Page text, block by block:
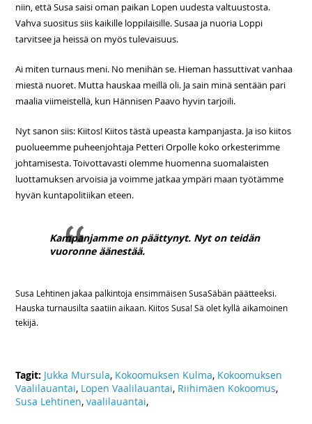
niin, että Susa saisi oman paikan Lopen uudesta valtuustosta.
Vahva suositus siis kaikille loppilaisille. Susaa ja nuoria Loppi
tarvitsee ja heissä on myös tulevaisuus.
Ai miten turnaus meni. No menihän se. Hieman hassuttivat vanhaa
miestä nuoret. Mutta hauskaa meillä oli. Ja sain minä sentään pari
maalia viimeistellä, kun Hännisen Paavo hyvin tarjoili.
Nyt sanon siis: Kiitos! Kiitos tästä upeasta kampanjasta. Ja iso kiitos
puolueemme puheenjohtaja Petteri Orpolle koko orkesterimme
johtamisesta. Toivottavasti olemme huomenna suomalaisten
luottamuksen arvoisia ja voimme jatkaa ympäri maan työtämme
hyvän kuntapolitiikan eteen.
Kampanjamme on päättynyt. Nyt on teidän
vuoronne äänestää.
Susa Lehtinen jakaa palkintoja ensimmäisen SusaSäbän päätteeksi.
Hauska turnausilta saatiin aikaan. Kiitos Susa! Sä olet kyllä aikamoinen
tekijä.
Tagit: Jukka Mursula, Kokoomuksen Kulma, Kokoomuksen
Vaalilauantai, Lopen Vaalilauantai, Riihimäen Kokoomus,
Susa Lehtinen,vaalilauantai,